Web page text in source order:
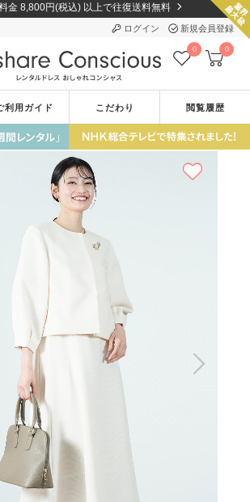
金 8,800円(税込) 以上で往復送料無料
ログイン 新規会員登録
0 0
利用ガイド こだわり 閲覧履歴